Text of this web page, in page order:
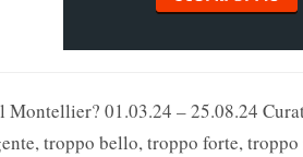
Montellier? 01.03.24 – 25.08.24
troppo bello, troppo forte,